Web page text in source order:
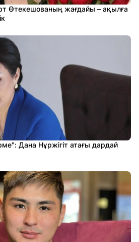
Өтекешованың жағдайы – ақылға
Дана Нұржігіт атағы дардай